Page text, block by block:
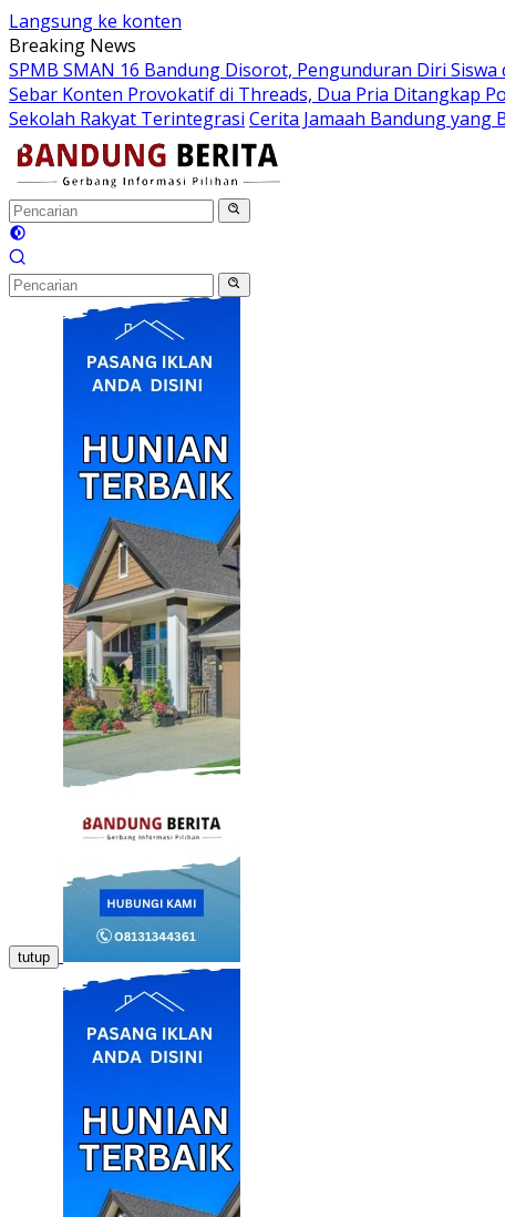
Langsung ke konten
Breaking News
SPMB SMAN 16 Bandung Disorot, Pengunduran Diri
Sebar Konten Provokatif di Threads, Dua Pria Ditangkap
Sekolah Rakyat Terintegrasi Cerita Jamaah Bandung yang
tutup